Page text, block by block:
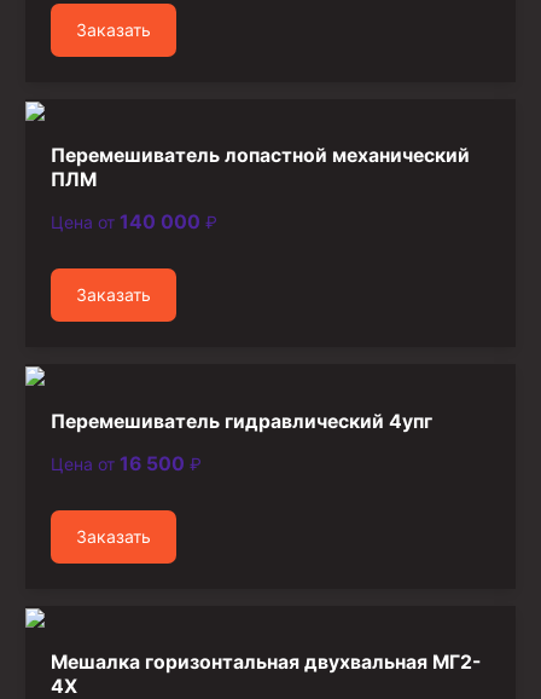
Заказать
Перемешиватель лопастной механический
ПЛМ
Цена от 140 000 ₽
Заказать
Перемешиватель гидравлический 4упг
Цена от 16 500 ₽
Заказать
Мешалка горизонтальная двухвальная МГ2-
4Х